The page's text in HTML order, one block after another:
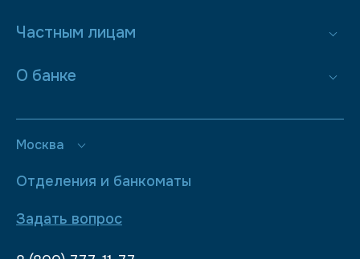
Частным лицам
О банке
Москва
Отделения и банкоматы
Задать вопрос